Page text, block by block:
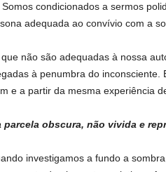
condicionados a sermos
adequada ao convívio com a
não são adequadas à nossa
à penumbra do
e a partir da mesma experiência
parcela obscura, não vivida e
investigamos a fundo a